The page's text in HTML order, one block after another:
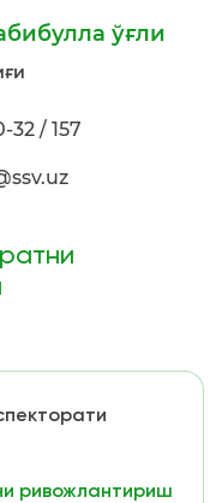
ўғли
32 / 157
ривожлантириш